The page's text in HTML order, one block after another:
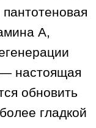
А,
настоящая
обновить
гладкой